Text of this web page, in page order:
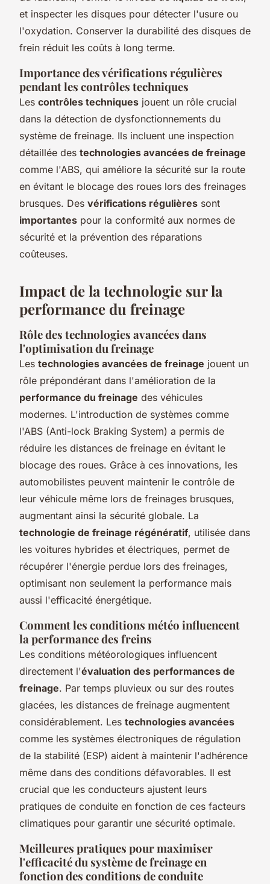
et inspecter les disques pour détecter l'usure ou
l'oxydation. Conserver la durabilité des disques de
frein réduit les coûts à long terme.
Importance des vérifications régulières
pendant les contrôles techniques
Les contrôles techniques jouent un rôle crucial
dans la détection de dysfonctionnements du
système de freinage. Ils incluent une inspection
détaillée des technologies avancées de freinage
comme l'ABS, qui améliore la sécurité sur la route
en évitant le blocage des roues lors des freinages
brusques. Des vérifications régulières sont
importantes pour la conformité aux normes de
sécurité et la prévention des réparations
coûteuses.
Impact de la technologie sur la
performance du freinage
Rôle des technologies avancées dans
l'optimisation du freinage
Les technologies avancées de freinage jouent un
rôle prépondérant dans l'amélioration de la
performance du freinage des véhicules
modernes. L'introduction de systèmes comme
l'ABS (Anti-lock Braking System) a permis de
réduire les distances de freinage en évitant le
blocage des roues. Grâce à ces innovations, les
automobilistes peuvent maintenir le contrôle de
leur véhicule même lors de freinages brusques,
augmentant ainsi la sécurité globale. La
technologie de freinage régénératif, utilisée dans
les voitures hybrides et électriques, permet de
récupérer l'énergie perdue lors des freinages,
optimisant non seulement la performance mais
aussi l'efficacité énergétique.
Comment les conditions météo influencent
la performance des freins
Les conditions météorologiques influencent
directement l'évaluation des performances de
freinage. Par temps pluvieux ou sur des routes
glacées, les distances de freinage augmentent
considérablement. Les technologies avancées
comme les systèmes électroniques de régulation
de la stabilité (ESP) aident à maintenir l'adhérence
même dans des conditions défavorables. Il est
crucial que les conducteurs ajustent leurs
pratiques de conduite en fonction de ces facteurs
climatiques pour garantir une sécurité optimale.
Meilleures pratiques pour maximiser
l'efficacité du système de freinage en
fonction des conditions de conduite